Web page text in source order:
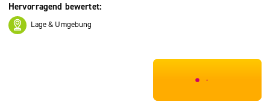
Hervorragend bewertet:
Lage & Umgebung
***************